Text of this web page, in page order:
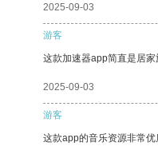
2025-09-03
游客
这款加速器app简直是居
2025-09-03
游客
这款app的音乐资源非常优